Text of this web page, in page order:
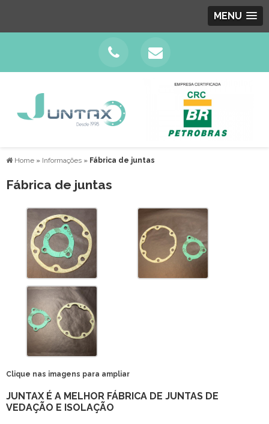
MENU
Home » Informações » Fábrica de juntas
Fábrica de juntas
Clique nas imagens para ampliar
JUNTAX É A MELHOR FÁBRICA DE JUNTAS DE
VEDAÇÃO E ISOLAÇÃO